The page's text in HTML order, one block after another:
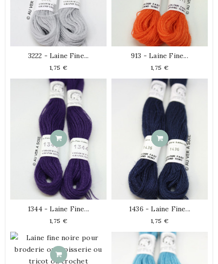
3222 - Laine Fine...
Prix
1,75 €
913 - Laine Fine...
Prix
1,75 €
1344 - Laine Fine...
Prix
1,75 €
1436 - Laine Fine...
Prix
1,75 €